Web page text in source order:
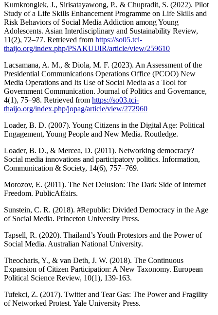
Kumkronglek, J., Sirisatayawong, P., & Chupradit, S. (2022). Pilot
Study of a Life Skills Enhancement Programme on Life Skills and
Risk Behaviors of Social Media Addiction among Young
Adolescents. Asian Interdisciplinary and Sustainability Review,
11(2), 72–77. Retrieved from https://so05.tci-
thaijo.org/index.php/PSAKUIJIR/article/view/259610
Lacsamana, A. M., & Diola, M. F. (2023). An Assessment of the
Presidential Communications Operations Office (PCOO) New
Media Operations and Its Use of Social Media as a Tool for
Government Communication. Journal of Politics and Governance,
4(1), 75–98. Retrieved from https://so03.tci-
thaijo.org/index.php/jopag/article/view/272960
Loader, B. D. (2007). Young Citizens in the Digital Age: Political
Engagement, Young People and New Media. Routledge.
Loader, B. D., & Mercea, D. (2011). Networking democracy?
Social media innovations and participatory politics. Information,
Communication & Society, 14(6), 757–769.
Morozov, E. (2011). The Net Delusion: The Dark Side of Internet
Freedom. PublicAffairs.
Sunstein, C. R. (2018). #Republic: Divided Democracy in the Age
of Social Media. Princeton University Press.
Tapsell, R. (2020). Thailand’s Youth Protestors and the Power of
Social Media. Australian National University.
Theocharis, Y., & van Deth, J. W. (2018). The Continuous
Expansion of Citizen Participation: A New Taxonomy. European
Political Science Review, 10(1), 139-163.
Tufekci, Z. (2017). Twitter and Tear Gas: The Power and Fragility
of Networked Protest. Yale University Press.